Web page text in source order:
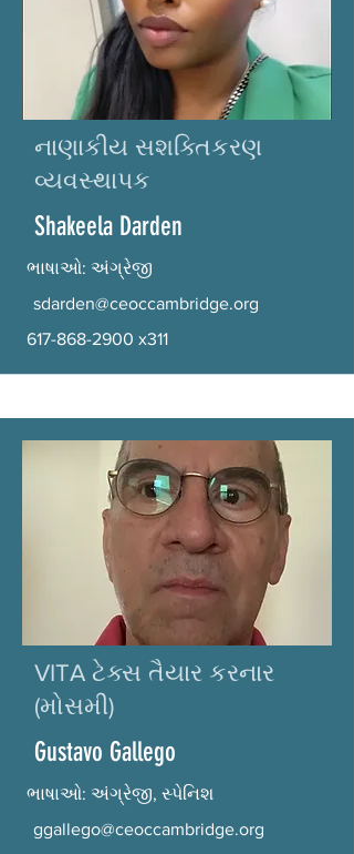
નાણાકીય સશક્તિકરણ
વ્યવસ્થાપક
Shakeela Darden
ભાષાઓ: અંગ્રેજી
sdarden@ceoccambridge.org
617-868-2900 x311
VITA ટેક્સ તૈયાર કરનાર
(મોસમી)
Gustavo Gallego
ભાષાઓ: અંગ્રેજી, સ્પેનિશ
ggallego@ceoccambridge.org